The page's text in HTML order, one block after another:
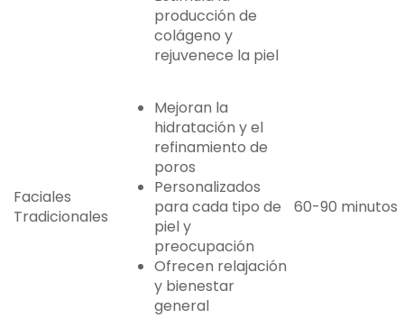
producción de
colágeno y
rejuvenece la piel
Faciales
Tradicionales
Mejoran la
hidratación y el
refinamiento de
poros
Personalizados
para cada tipo de
piel y
preocupación
Ofrecen relajación
y bienestar
general
60-90 minutos